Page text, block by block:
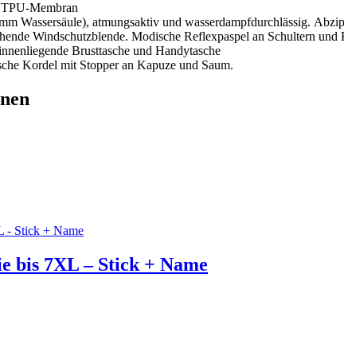
Membran
Wassersäule), atmungsaktiv und wasserdampfdurchlässig.
Windschutzblende. Modische Reflexpaspel an Schultern und
Brusttasche und Handytasche
Kordel mit Stopper an Kapuze und Saum.
bis 7XL – Stick + Name